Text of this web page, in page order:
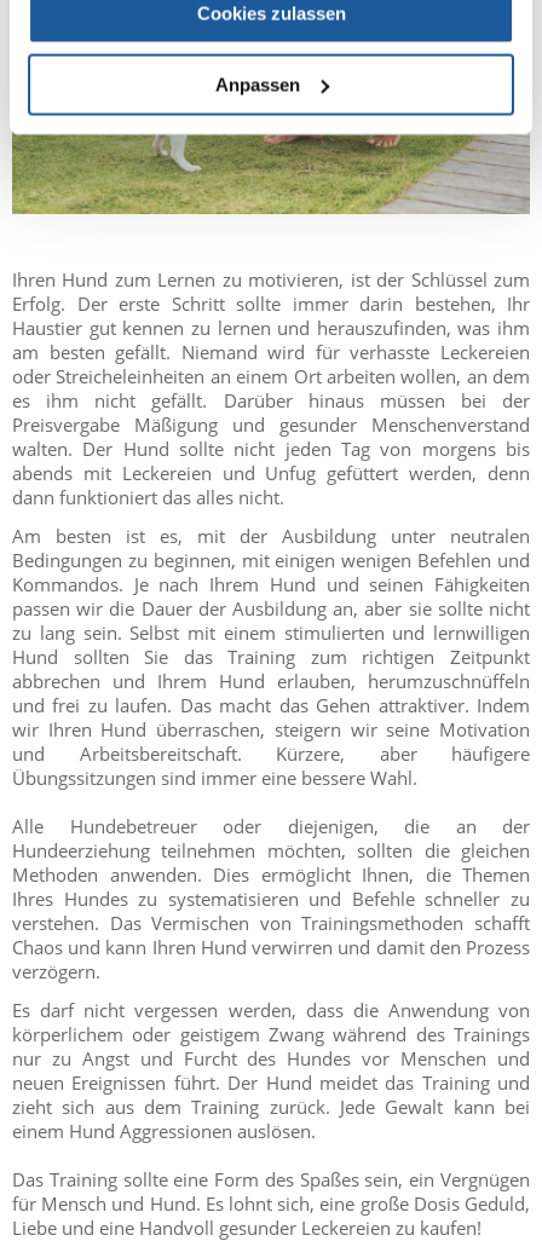
Cookies zulassen
Anpassen
Ihren Hund zum Lernen zu motivieren, ist der Schlüssel zum
Erfolg. Der erste Schritt sollte immer darin bestehen, Ihr
Haustier gut kennen zu lernen und herauszufinden, was ihm
am besten gefällt. Niemand wird für verhasste Leckereien
oder Streicheleinheiten an einem Ort arbeiten wollen, an dem
es ihm nicht gefällt. Darüber hinaus müssen bei der
Preisvergabe Mäßigung und gesunder Menschenverstand
walten. Der Hund sollte nicht jeden Tag von morgens bis
abends mit Leckereien und Unfug gefüttert werden, denn
dann funktioniert das alles nicht.
Am besten ist es, mit der Ausbildung unter neutralen
Bedingungen zu beginnen, mit einigen wenigen Befehlen und
Kommandos. Je nach Ihrem Hund und seinen Fähigkeiten
passen wir die Dauer der Ausbildung an, aber sie sollte nicht
zu lang sein. Selbst mit einem stimulierten und lernwilligen
Hund sollten Sie das Training zum richtigen Zeitpunkt
abbrechen und Ihrem Hund erlauben, herumzuschnüffeln
und frei zu laufen. Das macht das Gehen attraktiver. Indem
wir Ihren Hund überraschen, steigern wir seine Motivation
und Arbeitsbereitschaft. Kürzere, aber häufigere
Übungssitzungen sind immer eine bessere Wahl.
Alle Hundebetreuer oder diejenigen, die an der
Hundeerziehung teilnehmen möchten, sollten die gleichen
Methoden anwenden. Dies ermöglicht Ihnen, die Themen
Ihres Hundes zu systematisieren und Befehle schneller zu
verstehen. Das Vermischen von Trainingsmethoden schafft
Chaos und kann Ihren Hund verwirren und damit den Prozess
verzögern.
Es darf nicht vergessen werden, dass die Anwendung von
körperlichem oder geistigem Zwang während des Trainings
nur zu Angst und Furcht des Hundes vor Menschen und
neuen Ereignissen führt. Der Hund meidet das Training und
zieht sich aus dem Training zurück. Jede Gewalt kann bei
einem Hund Aggressionen auslösen.
Das Training sollte eine Form des Spaßes sein, ein Vergnügen
für Mensch und Hund. Es lohnt sich, eine große Dosis Geduld,
Liebe und eine Handvoll gesunder Leckereien zu kaufen!